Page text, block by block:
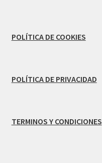
POLÍTICA DE COOKIES
POLÍTICA DE PRIVACIDAD
TERMINOS Y CONDICIONES